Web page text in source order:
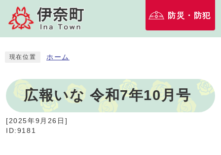
防災・防犯
現在位置 ホーム
広報いな 令和7年10月号
[2025年9月26日 ]
ID:9181